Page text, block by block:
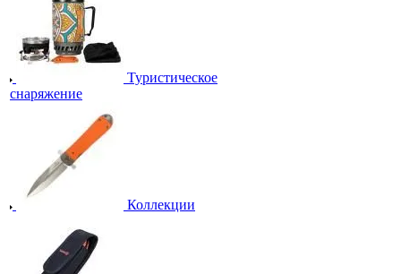
Туристическое
снаряжение
Коллекции